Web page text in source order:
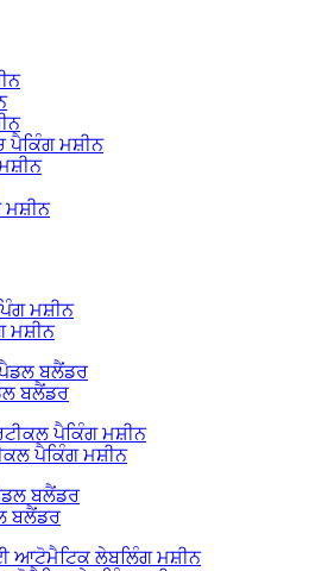
ਪੈਕਿੰਗ ਮਸ਼ੀਨ
ਮਸ਼ੀਨ
ਮਸ਼ੀਨ
ਬਲੈਂਡਰ
ਪੈਕਿੰਗ ਮਸ਼ੀਨ
ਬਲੈਂਡਰ